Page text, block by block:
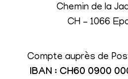
Chemin de la
CH – 1066
Compte auprès de
IBAN : CH60 0900